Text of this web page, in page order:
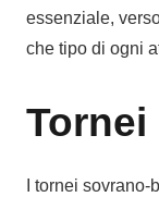
essenziale,
che tipo di ogni
I tornei